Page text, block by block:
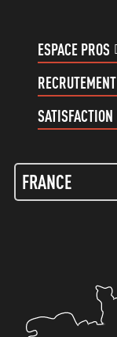
ESPACE PROS
RECRUTEMENT
SATISFACTION